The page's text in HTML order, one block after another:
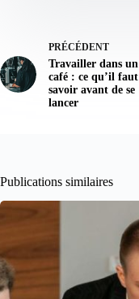
PRÉCÉDENT
Travailler dans un
café : ce qu’il faut
savoir avant de se
lancer
Publications similaires